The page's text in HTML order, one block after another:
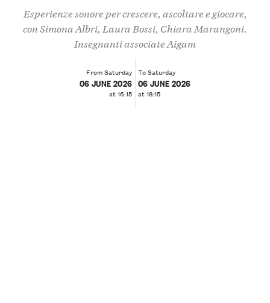
Esperienze sonore per crescere, ascoltare e giocare,
con Simona Albri, Laura Bossi, Chiara Marangoni.
Insegnanti associate Aigam
From Saturday
06 JUNE 2026
at 16:15
To Saturday
06 JUNE 2026
at 18:15